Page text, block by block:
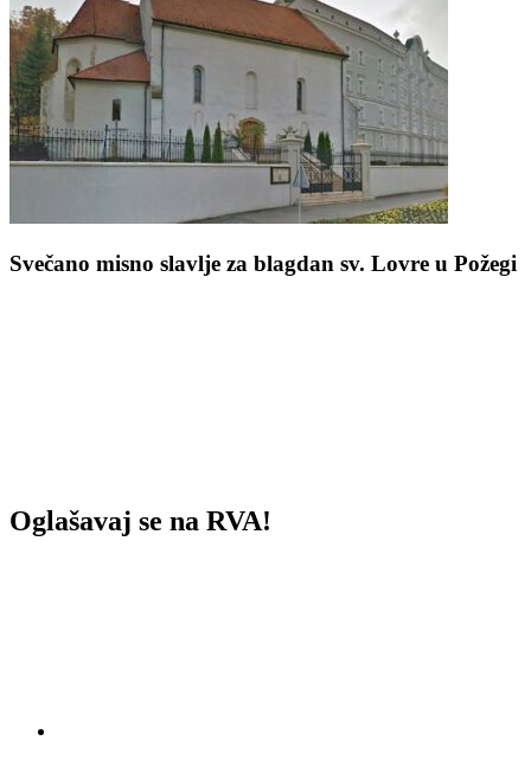
Svečano misno slavlje za blagdan sv. Lovre u Požegi
Oglašavaj se na RVA!